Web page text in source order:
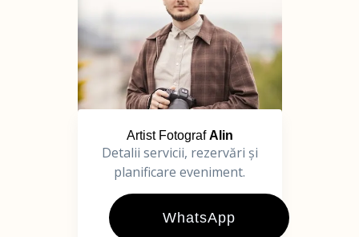
Artist FotografAlin
Detalii servicii, rezervări și
planificare eveniment.
WhatsApp